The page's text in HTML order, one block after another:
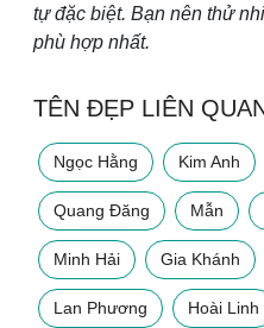
tự đặc biệt. Bạn nên thử
phù hợp nhất.
TÊN ĐẸP LIÊN
Ngọc Hằng Kim Anh
Quang Đăng Mẫn
Minh Hải Gia Khánh
Lan Phương Hoài Linh